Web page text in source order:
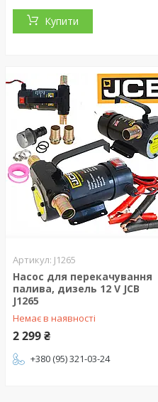
Купити
J1265
Насос для перекачування
палива, дизель 12 V JCB
J1265
Немає в наявності
2 299 ₴
+380 (95) 321-03-24